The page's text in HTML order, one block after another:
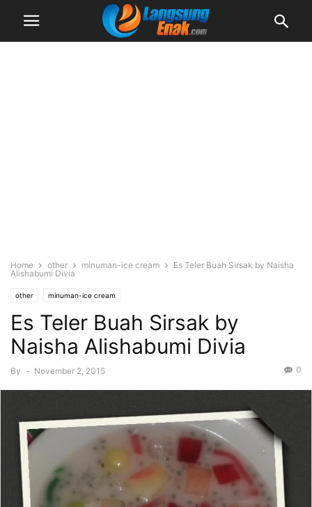
Home other minuman-ice cream
Es Teler Buah Sirsak by Naisha
Alishabumi Divia
other minuman-ice cream
Es Teler Buah Sirsak by
Naisha Alishabumi Divia
By - November 2, 2015 0